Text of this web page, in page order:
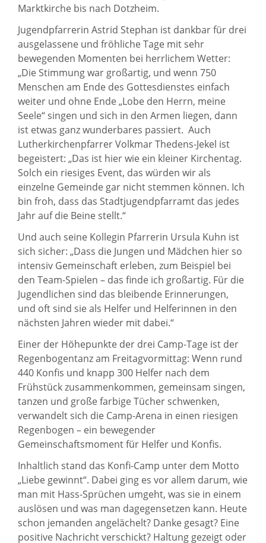
Marktkirche bis nach Dotzheim.
Jugendpfarrerin Astrid Stephan ist dankbar für drei
ausgelassene und fröhliche Tage mit sehr
bewegenden Momenten bei herrlichem Wetter:
„Die Stimmung war großartig, und wenn 750
Menschen am Ende des Gottesdienstes einfach
weiter und ohne Ende „Lobe den Herrn, meine
Seele“ singen und sich in den Armen liegen, dann
ist etwas ganz wunderbares passiert. Auch
Lutherkirchenpfarrer Volkmar Thedens-Jekel ist
begeistert: „Das ist hier wie ein kleiner Kirchentag.
Solch ein riesiges Event, das würden wir als
einzelne Gemeinde gar nicht stemmen können. Ich
bin froh, dass das Stadtjugendpfarramt das jedes
Jahr auf die Beine stellt.“
Und auch seine Kollegin Pfarrerin Ursula Kuhn ist
sich sicher: „Dass die Jungen und Mädchen hier so
intensiv Gemeinschaft erleben, zum Beispiel bei
den Team-Spielen – das finde ich großartig. Für die
Jugendlichen sind das bleibende Erinnerungen,
und oft sind sie als Helfer und Helferinnen in den
nächsten Jahren wieder mit dabei.“
Einer der Höhepunkte der drei Camp-Tage ist der
Regenbogentanz am Freitagvormittag: Wenn rund
440 Konfis und knapp 300 Helfer nach dem
Frühstück zusammenkommen, gemeinsam singen,
tanzen und große farbige Tücher schwenken,
verwandelt sich die Camp-Arena in einen riesigen
Regenbogen – ein bewegender
Gemeinschaftsmoment für Helfer und Konfis.
Inhaltlich stand das Konfi-Camp unter dem Motto
„Liebe gewinnt“. Dabei ging es vor allem darum, wie
man mit Hass-Sprüchen umgeht, was sie in einem
auslösen und was man dagegensetzen kann. Heute
schon jemanden angelächelt? Danke gesagt? Eine
positive Nachricht verschickt? Haltung gezeigt oder